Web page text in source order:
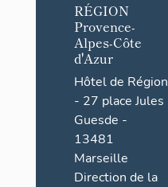
RÉGION
Provence-
Alpes-Côte
d'Azur
Hôtel de Région
- 27 place Jules
Guesde -
13481
Marseille
Direction de la